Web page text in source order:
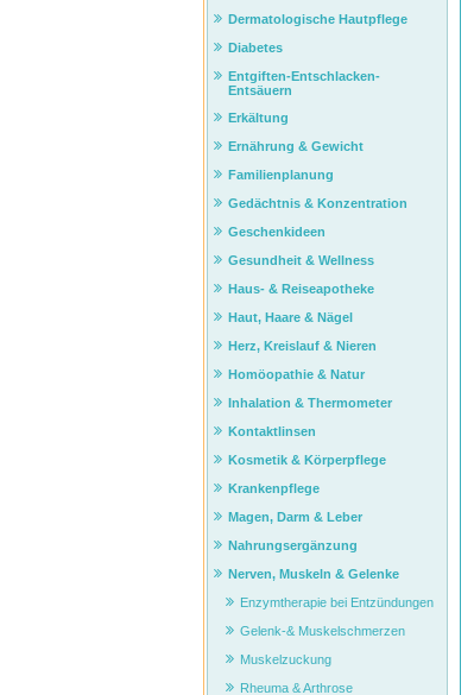
Dermatologische Hautpflege
Diabetes
Entgiften-Entschlacken-
Entsäuern
Erkältung
Ernährung & Gewicht
Familienplanung
Gedächtnis & Konzentration
Geschenkideen
Gesundheit & Wellness
Haus- & Reiseapotheke
Haut, Haare & Nägel
Herz, Kreislauf & Nieren
Homöopathie & Natur
Inhalation & Thermometer
Kontaktlinsen
Kosmetik & Körperpflege
Krankenpflege
Magen, Darm & Leber
Nahrungsergänzung
Nerven, Muskeln & Gelenke
Enzymtherapie bei Entzündungen
Gelenk-& Muskelschmerzen
Muskelzuckung
Rheuma & Arthrose